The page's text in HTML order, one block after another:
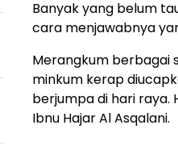
Banyak yang belum
cara menjawabnya
Merangkum berbagai
minkum kerap
berjumpa di hari raya.
Ibnu Hajar Al Asqalani.